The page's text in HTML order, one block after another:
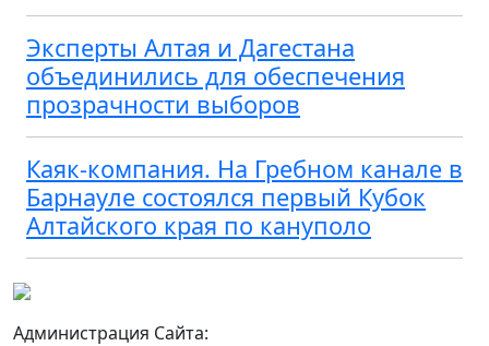
Эксперты Алтая и Дагестана
объединились для обеспечения
прозрачности выборов
Каяк-компания. На Гребном канале в
Барнауле состоялся первый Кубок
Алтайского края по кануполо
Администрация Сайта: